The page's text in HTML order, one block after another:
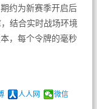
约为新赛季开启后
结合实时战场环境
，每个令牌的毫秒
人人网 微信